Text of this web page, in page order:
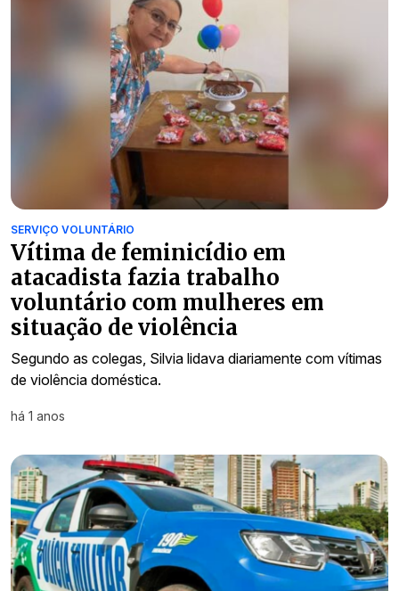
SERVIÇO VOLUNTÁRIO
Vítima de feminicídio em
atacadista fazia trabalho
voluntário com mulheres em
situação de violência
Segundo as colegas, Silvia lidava diariamente com vítimas
de violência doméstica.
há 1 anos